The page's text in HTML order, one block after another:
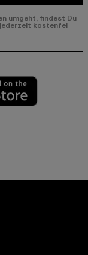
umgeht, findest Du
kostenfei